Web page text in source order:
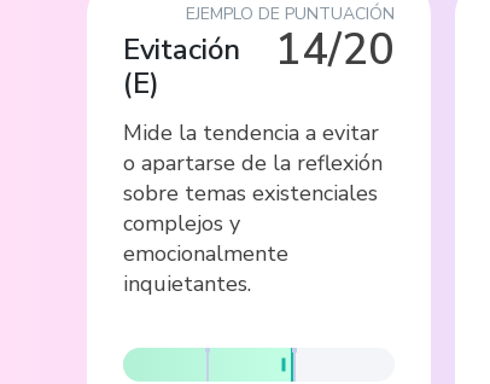
EJEMPLO DE PUNTUACIÓN
14/20
Evitación
(E)
Mide la tendencia a evitar
o apartarse de la reflexión
sobre temas existenciales
complejos y
emocionalmente
inquietantes.